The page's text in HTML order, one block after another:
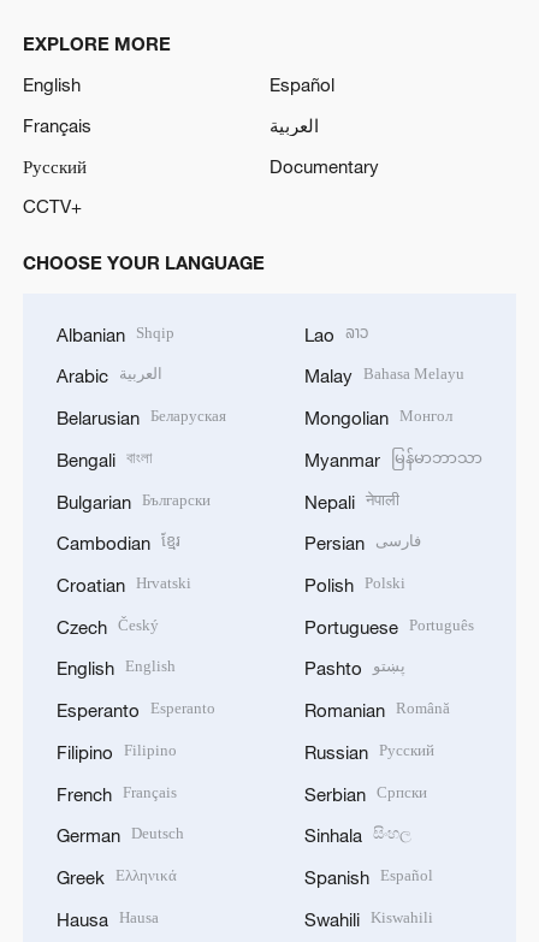
EXPLORE MORE
English
Español
Français
العربية
Русский
Documentary
CCTV+
CHOOSE YOUR LANGUAGE
Albanian Shqip
Arabic العربية
Belarusian Беларуская
Bengali বাংলা
Bulgarian Български
Cambodian ខ្មែរ
Croatian Hrvatski
Czech Český
English English
Esperanto Esperanto
Filipino Filipino
French Français
German Deutsch
Greek Ελληνικά
Hausa Hausa
Lao ລາວ
Malay Bahasa Melayu
Mongolian Монгол
Myanmar မြန်မာဘာသာ
Nepali नेपाली
Persian فارسی
Polish Polski
Portuguese Português
Pashto پښتو
Romanian Română
Russian Русский
Serbian Српски
Sinhala සිංහල
Spanish Español
Swahili Kiswahili